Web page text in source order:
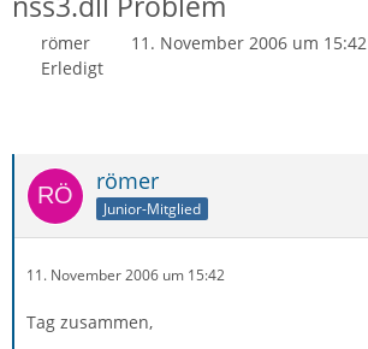
römer 11. November 2006 um 15:42
Erledigt
römer
Junior-Mitglied
11. November 2006 um 15:42
Tag zusammen,